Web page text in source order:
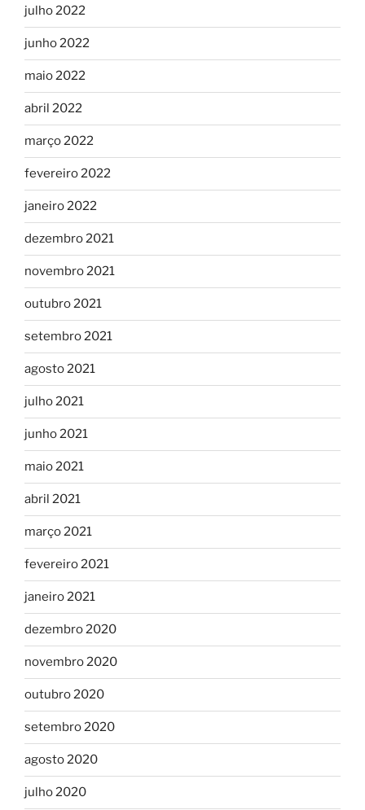
julho 2022
junho 2022
maio 2022
abril 2022
março 2022
fevereiro 2022
janeiro 2022
dezembro 2021
novembro 2021
outubro 2021
setembro 2021
agosto 2021
julho 2021
junho 2021
maio 2021
abril 2021
março 2021
fevereiro 2021
janeiro 2021
dezembro 2020
novembro 2020
outubro 2020
setembro 2020
agosto 2020
julho 2020